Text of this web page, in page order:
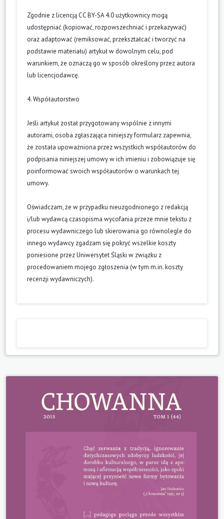
Zgodnie z licencją CC BY-SA 4.0 użytkownicy mogą
udostępniać (kopiować, rozpowszechniać i przekazywać)
oraz adaptować (remiksować, przekształcać i tworzyć na
podstawie materiału) artykuł w dowolnym celu, pod
warunkiem, że oznaczą go w sposób określony przez autora
lub licencjodawcę.
4. Współautorstwo
Jeśli artykuł został przygotowany wspólnie z innymi
autorami, osoba zgłaszająca niniejszy formularz zapewnia,
że została upoważniona przez wszystkich współautorów do
podpisania niniejszej umowy w ich imieniu i zobowiązuje się
poinformować swoich współautorów o warunkach tej
umowy.
Oświadczam, że w przypadku nieuzgodnionego z redakcją
i/lub wydawcą czasopisma wycofania przeze mnie tekstu z
procesu wydawniczego lub skierowania go równolegle do
innego wydawcy zgadzam się pokryć wszelkie koszty
poniesione przez Uniwersytet Śląski w związku z
procedowaniem mojego zgłoszenia (w tym m.in. koszty
recenzji wydawniczych).